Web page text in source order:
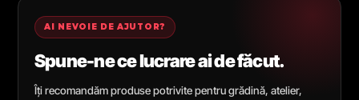
AI NEVOIE DE AJUTOR?
Spune-ne ce lucrare ai de făcut.
Îți recomandăm produse potrivite pentru grădină, atelier,